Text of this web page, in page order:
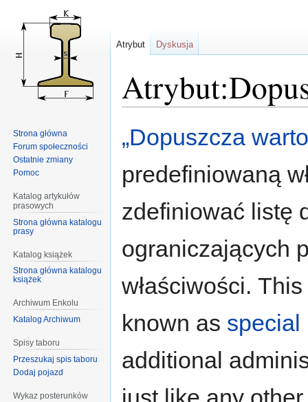
do
do
„Dopuszcza
predefiniowaną
zdefiniować listę
ograniczających
właściwości.
known as special
additional
Atrybut Dyskusja
Strona główna
Forum społeczności
Ostatnie zmiany
Pomoc
Katalog artykułów
prasowych
Strona główna katalogu
prasy
Katalog książek
Strona główna katalogu
książek
Archiwum Enkolu
Katalog Archiwum
Spisy taboru
Przeszukaj spis taboru
Dodaj pojazd
Wykaz posterunków